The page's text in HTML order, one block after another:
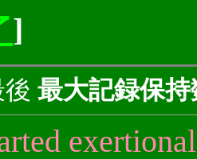
]
最大記録保持